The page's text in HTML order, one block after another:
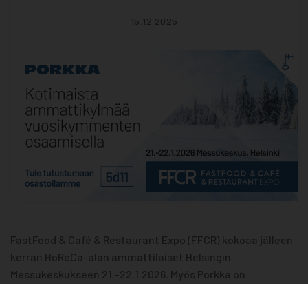
15.12.2025
FastFood & Café & Restaurant Expo (FFCR) kokoaa jälleen
kerran HoReCa-alan ammattilaiset Helsingin
Messukeskukseen 21.-22.1.2026. Myös Porkka on